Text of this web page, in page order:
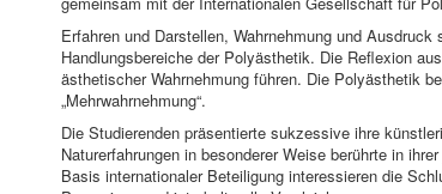
Erfahren und Darstellen, Wahrnehmung und
Handlungsbereiche der Polyästhetik. Die Reflexion
ästhetischer Wahrnehmung führen. Die Polyästhetik
„Mehrwahrnehmung“.
Die Studierenden präsentierte sukzessive ihre
Naturerfahrungen in besonderer Weise berührte in
Basis internationaler Beteiligung interessieren die